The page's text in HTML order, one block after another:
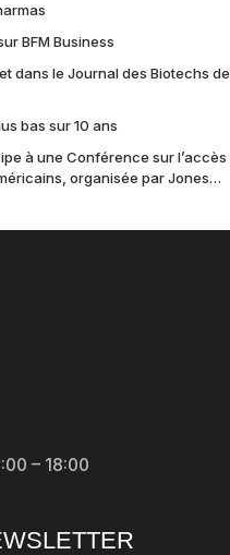
BFM Business
dans le Journal des Biotechs de
bas sur 10 ans
à une Conférence sur l’accès
organisée par Jones
– 18:00